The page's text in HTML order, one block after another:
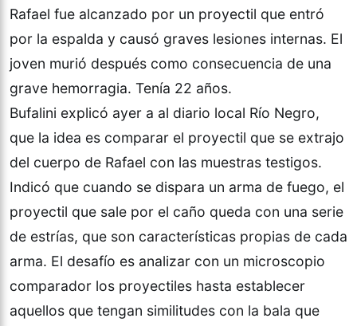
Rafael fue alcanzado por un proyectil que entró
por la espalda y causó graves lesiones internas. El
joven murió después como consecuencia de una
grave hemorragia. Tenía 22 años.
Bufalini explicó ayer a al diario local Río Negro,
que la idea es comparar el proyectil que se extrajo
del cuerpo de Rafael con las muestras testigos.
Indicó que cuando se dispara un arma de fuego, el
proyectil que sale por el caño queda con una serie
de estrías, que son características propias de cada
arma. El desafío es analizar con un microscopio
comparador los proyectiles hasta establecer
aquellos que tengan similitudes con la bala que